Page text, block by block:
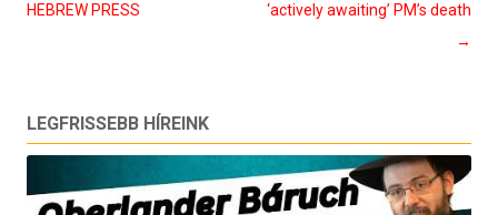
navigáció
HEBREW PRESS
‘actively awaiting’ PM’s death
→
LEGFRISSEBB HÍREINK